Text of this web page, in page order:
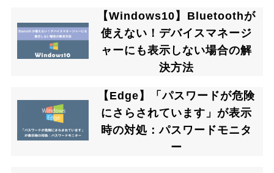
【Windows10】Bluetoothが
使えない！デバイスマネージ
ャーにも表示しない場合の解
決方法
【Edge】「パスワードが危険
にさらされています」が表示
時の対処：パスワードモニタ
ー